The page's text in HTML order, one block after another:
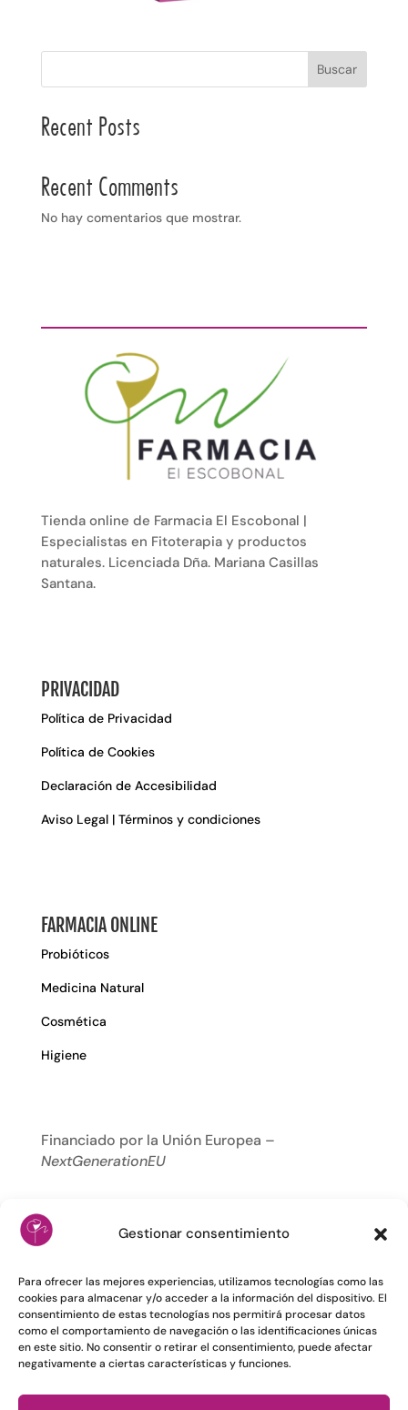
Gestionar consentimiento
Para ofrecer las mejores experiencias, utilizamos tecnologías como las
cookies para almacenar y/o acceder a la información del dispositivo. El
consentimiento de estas tecnologías nos permitirá procesar datos
como el comportamiento de navegación o las identificaciones únicas
en este sitio. No consentir o retirar el consentimiento, puede afectar
negativamente a ciertas características y funciones.
Buscar
Recent Posts
Recent Comments
No hay comentarios que mostrar.
Tienda online de Farmacia El Escobonal |
Especialistas en Fitoterapia y productos
naturales. Licenciada Dña. Mariana Casillas
Santana.
PRIVACIDAD
Política de Privacidad
Política de Cookies
Declaración de Accesibilidad
Aviso Legal | Términos y condiciones
FARMACIA ONLINE
Probióticos
Medicina Natural
Cosmética
Higiene
Financiado por la Unión Europea –
NextGenerationEU